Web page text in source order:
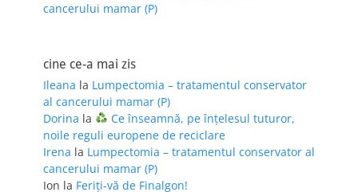
cancerului mamar (P)
cine ce-a mai zis
Ileana la Lumpectomia – tratamentul conservator
al cancerului mamar (P)
Dorina la
Ce înseamnă, pe înțelesul tuturor,
noile reguli europene de reciclare
Irena la Lumpectomia – tratamentul conservator al
cancerului mamar (P)
Ion la Feriţi-vă de Finalgon!